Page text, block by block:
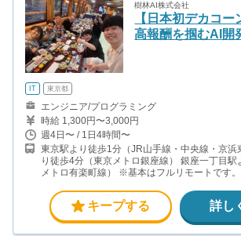
樹林AI株式会社
【日本初デカコ
高報酬を掴むAI開
IT 東京都
エンジニア/プログラミング
時給 1,300円〜3,000円
週4日〜 / 1日4時間〜
東京駅より徒歩1分（JR山手線・中央線・京浜
り徒歩4分（東京メトロ銀座線） 銀座一丁目駅
メトロ有楽町線） ※基本はフルリモートです。
キープする 詳し